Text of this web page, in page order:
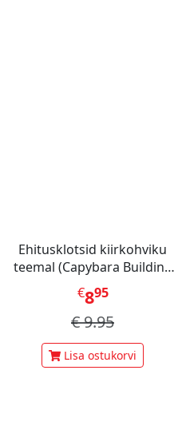
Ehitusklotsid kiirkohviku
teemal (Capybara Building
Blocks)
€895
€9.95
Lisa ostukorvi